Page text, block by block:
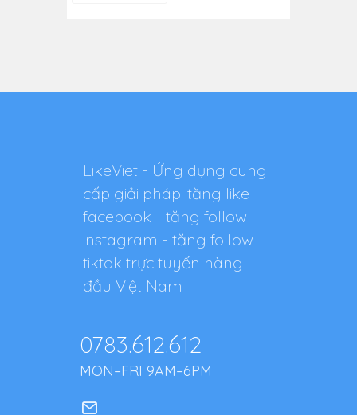
LikeViet - Ứng dụng cung
cấp giải pháp: tăng like
facebook - tăng follow
instagram - tăng follow
tiktok trực tuyến hàng
đầu Việt Nam
0783.612.612
MON–FRI 9AM–6PM